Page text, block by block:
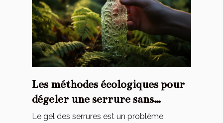
Les méthodes écologiques pour
dégeler une serrure sans
endommager l'environnement
Le gel des serrures est un problème